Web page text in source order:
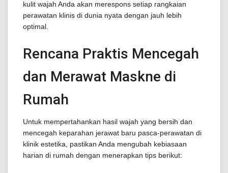
kulit wajah Anda akan merespons setiap rangkaian
perawatan klinis di dunia nyata dengan jauh lebih
optimal.
Rencana Praktis Mencegah
dan Merawat Maskne di
Rumah
Untuk mempertahankan hasil wajah yang bersih dan
mencegah keparahan jerawat baru pasca-perawatan di
klinik estetika, pastikan Anda mengubah kebiasaan
harian di rumah dengan menerapkan tips berikut: